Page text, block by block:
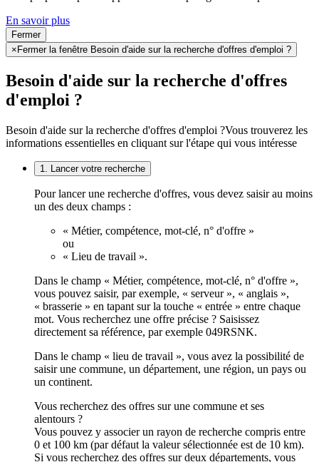
En savoir plus
Fermer
× Fermer la fenêtre Besoin d'aide sur la recherche d'offres d'emploi ?
Besoin d'aide sur la recherche d'offres
d'emploi ?
Besoin d'aide sur la recherche d'offres d'emploi ?Vous trouverez les
informations essentielles en cliquant sur l'étape qui vous intéresse
1. Lancer votre recherche
Pour lancer une recherche d'offres, vous devez saisir au moins
un des deux champs :
« Métier, compétence, mot-clé, n° d'offre »
ou
« Lieu de travail ».
Dans le champ « Métier, compétence, mot-clé, n° d'offre »,
vous pouvez saisir, par exemple, « serveur », « anglais »,
« brasserie » en tapant sur la touche « entrée » entre chaque
mot. Vous recherchez une offre précise ? Saisissez
directement sa référence, par exemple 049RSNK.
Dans le champ « lieu de travail », vous avez la possibilité de
saisir une commune, un département, une région, un pays ou
un continent.
Vous recherchez des offres sur une commune et ses
alentours ?
Vous pouvez y associer un rayon de recherche compris entre
0 et 100 km (par défaut la valeur sélectionnée est de 10 km).
Si vous recherchez des offres sur deux départements, vous